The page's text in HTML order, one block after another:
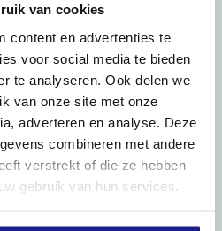
van cookies
content en advertenties te
voor social media te bieden
te analyseren. Ook delen we
van onze site met onze
adverteren en analyse. Deze
combineren met andere
verstrekt of die ze hebben
gebruik van hun services.
07:30 - 17:00